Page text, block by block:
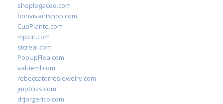
shoplegacee.com
bonvivantshop.com
CupPlante.com
mpzin.com
stcreal.com
PopUpFlea.com
valueml.com
rebeccatorresjewelry.com
jmpbliss.com
drjorgerico.com